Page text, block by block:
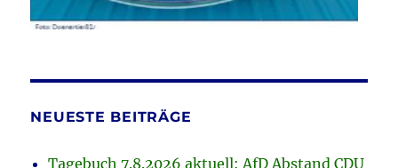
NEUESTE BEITRÄGE
Tagebuch 7.8.2026 aktuell: AfD Abstand CDU